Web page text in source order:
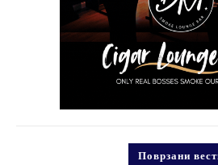
Поврзани